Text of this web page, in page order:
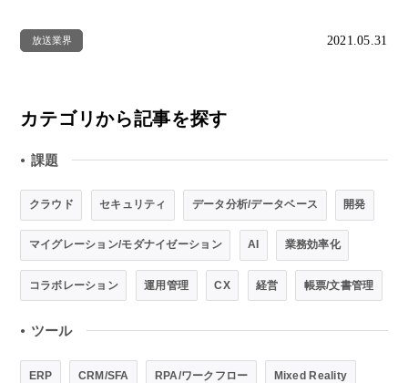
放送業界 2021.05.31
カテゴリから記事を探す
● 課題
クラウド セキュリティ データ分析/データベース 開発
マイグレーション/モダナイゼーション AI 業務効率化
コラボレーション 運用管理 CX 経営 帳票/文書管理
● ツール
ERP CRM/SFA RPA/ワークフロー Mixed Reality